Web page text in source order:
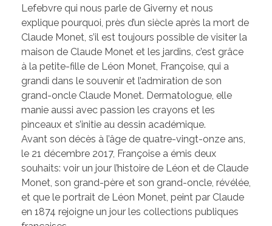
Lefebvre qui nous parle de Giverny et nous
explique pourquoi, près d’un siècle après la mort de
Claude Monet, s’il est toujours possible de visiter la
maison de Claude Monet et les jardins, c’est grâce
à la petite-fille de Léon Monet, Françoise, qui a
grandi dans le souvenir et l’admiration de son
grand-oncle Claude Monet. Dermatologue, elle
manie aussi avec passion les crayons et les
pinceaux et s’initie au dessin académique.
Avant son décès à l’âge de quatre-vingt-onze ans,
le 21 décembre 2017, Françoise a émis deux
souhaits: voir un jour l’histoire de Léon et de Claude
Monet, son grand-père et son grand-oncle, révélée,
et que le portrait de Léon Monet, peint par Claude
en 1874 rejoigne un jour les collections publiques